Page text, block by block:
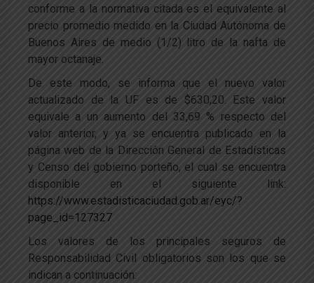
conforme a la normativa citada es el equivalente al
precio promedio medido en la Ciudad Autónoma de
Buenos Aires de medio (1/2) litro de la nafta de
mayor octanaje.
De este modo, se informa que el nuevo valor
actualizado de la UF es de $630,20. Este valor
equivale a un aumento del 33,69 % respecto del
valor anterior, y ya se encuentra publicado en la
página web de la Dirección General de Estadísticas
y Censo del gobierno porteño, el cual se encuentra
disponible en el siguiente link:
https://www.estadisticaciudad.gob.ar/eyc/?
page_id=127327
Los valores de los principales seguros de
Responsabilidad Civil obligatorios son los que se
indican a continuación: